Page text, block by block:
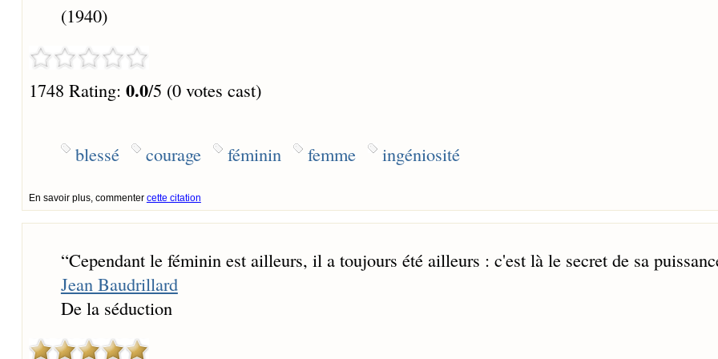
(1940)
1748 Rating: 0.0/5 (0 votes cast)
blessé courage féminin femme ingéniosité
En savoir plus, commenter cette citation
“Cependant le féminin est ailleurs, il a toujours été ailleurs : c'est là le secret de sa
Jean Baudrillard
De la séduction